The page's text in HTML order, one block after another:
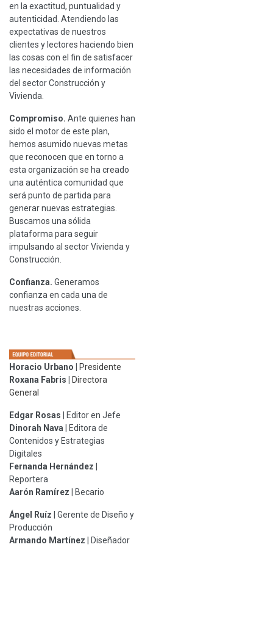
en la exactitud, puntualidad y
autenticidad. Atendiendo las
expectativas de nuestros
clientes y lectores haciendo bien
las cosas con el fin de satisfacer
las necesidades de información
del sector Construcción y
Vivienda.
Compromiso. Ante quienes han
sido el motor de este plan,
hemos asumido nuevas metas
que reconocen que en torno a
esta organización se ha creado
una auténtica comunidad que
será punto de partida para
generar nuevas estrategias.
Buscamos una sólida
plataforma para seguir
impulsando al sector Vivienda y
Construcción.
Confianza. Generamos
confianza en cada una de
nuestras acciones.
Horacio Urbano
Presidente
Roxana Fabris
Directora
General
Edgar Rosas | Editor en Jefe
Dinorah Nava | Editora de
Contenidos y Estrategias
Digitales
Fernanda Hernández
Reportera
Aarón Ramírez | Becario
Ángel Ruíz | Gerente de Diseño y
Producción
Armando Martínez | Diseñador